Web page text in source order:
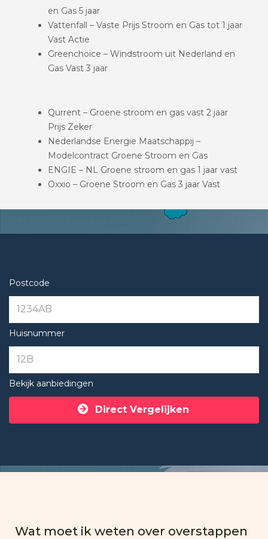
en Gas 5 jaar
Vattenfall – Vaste Prijs Stroom en Gas tot 1 jaar
Vast Actie
Greenchoice – Windstroom uit Nederland en
Gas Vast 3 jaar
Qurrent – Groene stroom en gas vast 2 jaar
Prijs Zeker
Nederlandse Energie Maatschappij –
Modelcontract Groene Stroom en Gas
ENGIE – NL Groene stroom en gas 1 jaar vast
Oxxio – Groene Stroom en Gas 3 jaar Vast
Postcode
Huisnummer
Bekijk aanbiedingen
Direct Vergelijken
Wat moet ik weten over overstappen